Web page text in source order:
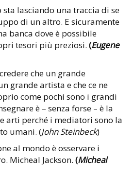
sta lasciando una traccia di se
di un altro. E sicuramente
banca dove è possibile
tesori più preziosi. (Eugene
che un grande
grande artista e che ce ne
come pochi sono i grandi
è – senza forse – è la
arti perché i mediatori sono la
umani. (John Steinbeck)
al mondo è osservare i
Micheal Jackson. (Micheal